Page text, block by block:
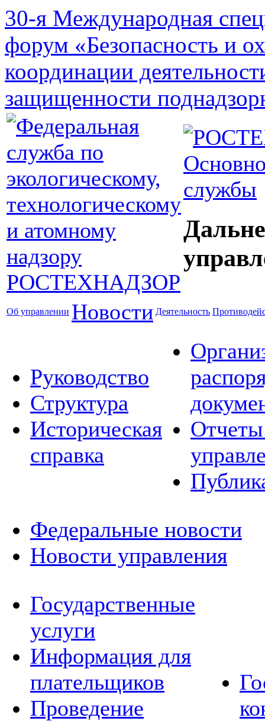
30-я Международная
форум «Безопасность и
координации
защищенности
службы
Об управлении Новости Деятельность
Руководство
Структура
Историческая
справка
Отчеты
Федеральные новости
Новости управления
Государственные
услуги
Информация для
плательщиков
Проведение